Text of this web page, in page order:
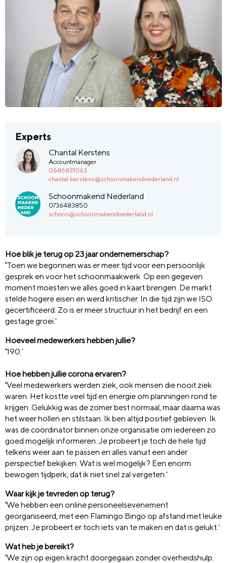
Experts
Chantal Kerstens
Accountmanager
0686831063
chantal.kerstens@schoonmakendnederland.nl
Schoonmakend Nederland
0736483850
schoon@schoonmakendnederland.nl
Hoe blik je terug op 23 jaar ondernemerschap?
'Toen we begonnen was er meer tijd voor een persoonlijk
gesprek en voor het schoonmaakwerk. Op een gegeven
moment moesten we alles goed in kaart brengen. De markt
stelde hogere eisen en werd kritischer. In die tijd zijn we ISO
gecertificeerd. Zo is er meer structuur in het bedrijf en een
gestage groei.'
Hoeveel medewerkers hebben jullie?
'190.'
Hoe hebben jullie corona ervaren?
'Veel medewerkers werden ziek, ook mensen die nooit ziek
waren. Het kostte veel tijd en energie om planningen rond te
krijgen. Gelukkig was de zomer best normaal, maar daarna was
het weer hollen en stilstaan. Ik ben altijd positief gebleven. Ik
was de coördinator binnen onze organisatie om iedereen zo
goed mogelijk informeren. Je probeert je toch de hele tijd
telkens weer aan te passen en alles vanuit een ander
perspectief bekijken. Wat is wel mogelijk? Een enorm
bewogen tijdperk, dat ik niet snel zal vergeten.'
Waar kijk je tevreden op terug?
'We hebben een online personeelsevenement
georganiseerd, met een Flamingo Bingo op afstand met leuke
prijzen. Je probeert er toch iets van te maken en dat is gelukt.'
Wat heb je bereikt?
'We zijn op eigen kracht doorgegaan zonder overheidshulp.